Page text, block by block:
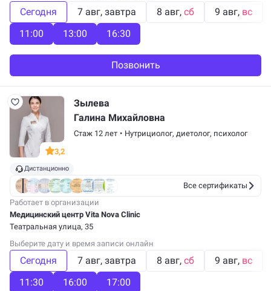
Сегодня 7 авг завтра 8 авг сб 9 авг вс
11:00
13:00 16:30
Позвонить
3,2
Зылева
Галина Михайловна
Стаж 12 лет • Нутрициолог, диетолог, психолог
Дистанционно
Все сертификаты
Работает в организации
Медицинский центр Vita Nova Clinic
Театральная улица, 35
Выберите дату и время записи онлайн
Сегодня 7 авг завтра 8 авг сб 9 авг вс
11:30
16:00 17:00